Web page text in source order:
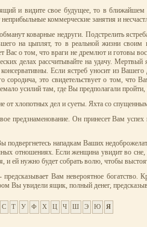
и видите свое будущее, то в
коммерческие занятия и
коварные недруги. Подстрелить
на цыплят, то в реальной жизни
Вас о том, что враги не дремлют и готовы
делах рассчитывайте на удачу.
Если ястреб уносит из
сородича, это свидетельствует о том,
усилий там, где Вы предполагали пройти,
от хлопотных дел и суеты. Яхта со
предзнаменование. Он принесет Вам
подвергнетесь нападкам Ваших
отношениях. Если женщина увидит во
и ей нужно будет собрать волю, чтобы
Вам невероятное
Вы увидели ящик, полный денег,
С Т У Ф Х Ц Ч Ш Э Ю Я